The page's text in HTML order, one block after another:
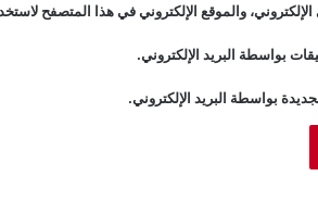
والموقع الإلكتروني في هذا المتصفح
بواسطة البريد الإلكتروني.
بواسطة البريد الإلكتروني.